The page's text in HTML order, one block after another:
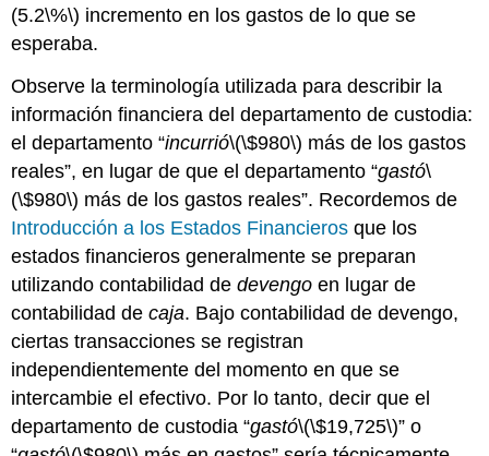
(5.2\%\) incremento en los gastos de lo que se
esperaba.
Observe la terminología utilizada para describir la
información financiera del departamento de custodia:
el departamento “incurrió\(\$980\) más de los gastos
reales”, en lugar de que el departamento “gastó\
(\$980\) más de los gastos reales”. Recordemos de
Introducción a los Estados Financieros que los
estados financieros generalmente se preparan
utilizando contabilidad dedevengo en lugar de
contabilidad decaja. Bajo contabilidad de devengo,
ciertas transacciones se registran
independientemente del momento en que se
intercambie el efectivo. Por lo tanto, decir que el
departamento de custodia “gastó\(\$19,725\)” o